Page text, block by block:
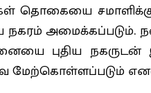
தொகையை
நகரம்
புதிய நகருடன்
மேற்கொள்ளப்படும்